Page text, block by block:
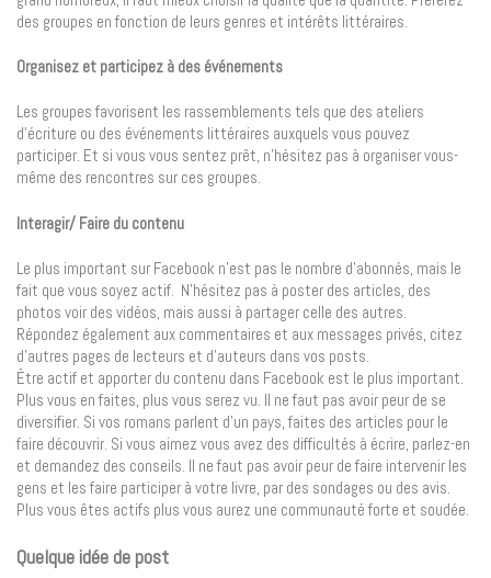
des groupes en fonction de leurs genres et intérêts littéraires.
Organisez et participez à des événements
Les groupes favorisent les rassemblements tels que des ateliers
d’écriture ou des événements littéraires auxquels vous pouvez
participer. Et si vous vous sentez prêt, n’hésitez pas à organiser vous-
même des rencontres sur ces groupes.
Interagir/ Faire du contenu
Le plus important sur Facebook n’est pas le nombre d’abonnés, mais le
fait que vous soyez actif. N’hésitez pas à poster des articles, des
photos voir des vidéos, mais aussi à partager celle des autres.
Répondez également aux commentaires et aux messages privés, citez
d’autres pages de lecteurs et d’auteurs dans vos posts.
Être actif et apporter du contenu dans Facebook est le plus important.
Plus vous en faites, plus vous serez vu. Il ne faut pas avoir peur de se
diversifier. Si vos romans parlent d’un pays, faites des articles pour le
faire découvrir. Si vous aimez vous avez des difficultés à écrire, parlez-en
et demandez des conseils. Il ne faut pas avoir peur de faire intervenir les
gens et les faire participer à votre livre, par des sondages ou des avis.
Plus vous êtes actifs plus vous aurez une communauté forte et soudée.
Quelque idée de post